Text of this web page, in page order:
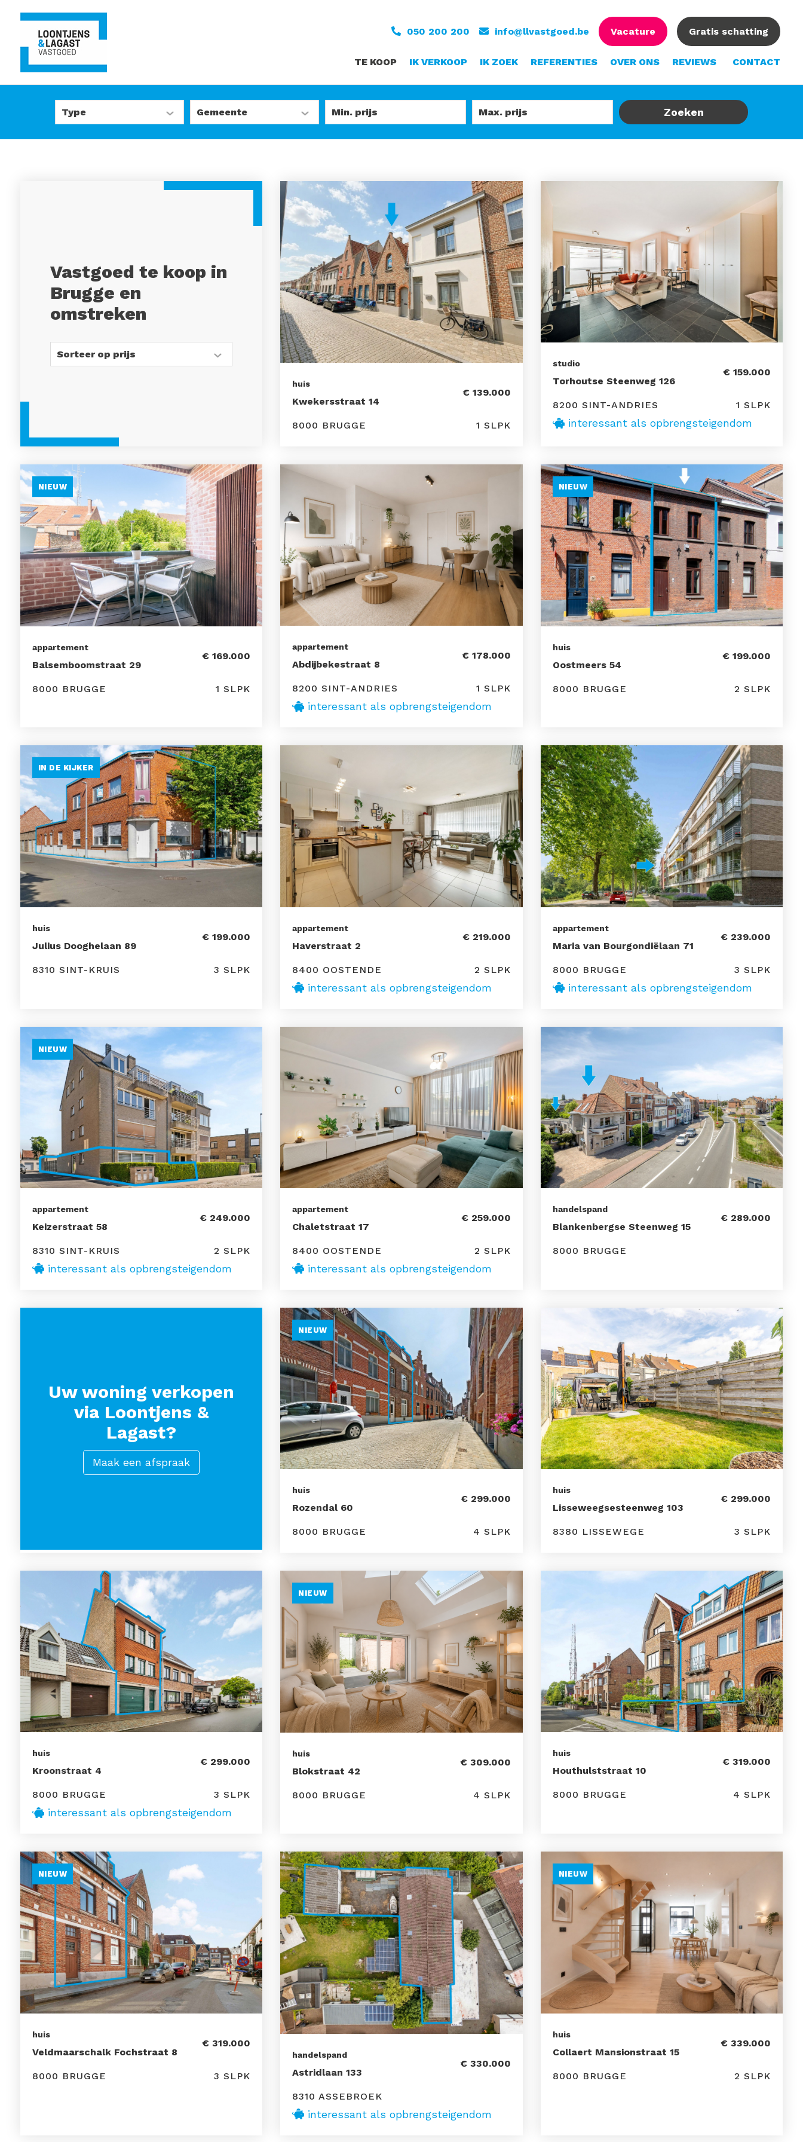
050 200 200 info@llvastgoed.be Vacature Gratis schatting
TE KOOP IK VERKOOP IK ZOEK REFERENTIES OVER ONS REVIEWS CONTACT
Zoeken
Vastgoed te koop in
Brugge en
omstreken
huis
Kwekersstraat 14
€ 139.000
8000 BRUGGE 1 SLPK
studio
Torhoutse Steenweg 126
€ 159.000
8200 SINT-ANDRIES 1 SLPK
interessant als opbrengsteigendom
NIEUW
appartement
Balsemboomstraat 29
€ 169.000
8000 BRUGGE 1 SLPK
appartement
Abdijbekestraat 8
€ 178.000
8200 SINT-ANDRIES 1 SLPK
interessant als opbrengsteigendom
NIEUW
huis
Oostmeers 54
€ 199.000
8000 BRUGGE 2 SLPK
IN DE KIJKER
huis
Julius Dooghelaan 89
€ 199.000
8310 SINT-KRUIS 3 SLPK
appartement
Haverstraat 2
€ 219.000
8400 OOSTENDE 2 SLPK
interessant als opbrengsteigendom
appartement
Maria van Bourgondiëlaan 71
€ 239.000
8000 BRUGGE 3 SLPK
interessant als opbrengsteigendom
NIEUW
appartement
Keizerstraat 58
€ 249.000
8310 SINT-KRUIS 2 SLPK
interessant als opbrengsteigendom
appartement
Chaletstraat 17
€ 259.000
8400 OOSTENDE 2 SLPK
interessant als opbrengsteigendom
handelspand
Blankenbergse Steenweg 15
€ 289.000
8000 BRUGGE
Uw woning verkopen
via Loontjens &
Lagast?
Maak een afspraak
NIEUW
huis
Rozendal 60
€ 299.000
8000 BRUGGE 4 SLPK
huis
Lisseweegsesteenweg 103
€ 299.000
8380 LISSEWEGE 3 SLPK
huis
Kroonstraat 4
€ 299.000
8000 BRUGGE 3 SLPK
interessant als opbrengsteigendom
NIEUW
huis
Blokstraat 42
€ 309.000
8000 BRUGGE 4 SLPK
huis
Houthulststraat 10
€ 319.000
8000 BRUGGE 4 SLPK
NIEUW
huis
Veldmaarschalk Fochstraat 8
€ 319.000
8000 BRUGGE 3 SLPK
handelspand
Astridlaan 133
€ 330.000
8310 ASSEBROEK
interessant als opbrengsteigendom
NIEUW
huis
Collaert Mansionstraat 15
€ 339.000
8000 BRUGGE 2 SLPK